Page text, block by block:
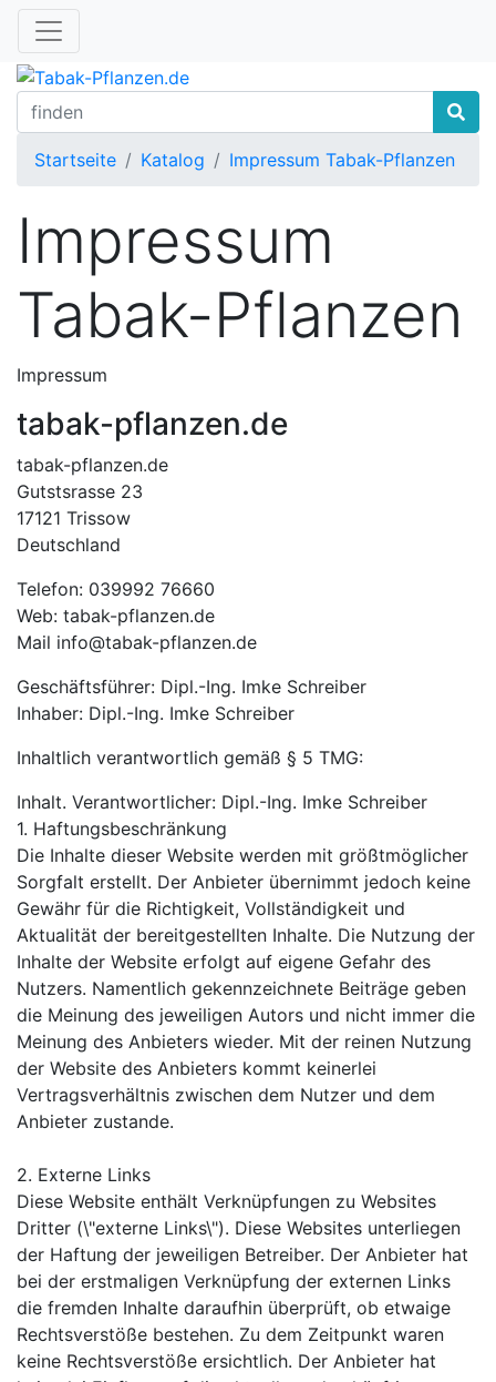
Startseite Katalog Impressum Tabak-Pflanzen
Impressum
Tabak-Pflanzen
Impressum
tabak-pflanzen.de
tabak-pflanzen.de
Gutstsrasse 23
17121 Trissow
Deutschland
Telefon: 039992 76660
Web: tabak-pflanzen.de
Mail info@tabak-pflanzen.de
Geschäftsführer: Dipl.-Ing. Imke Schreiber
Inhaber: Dipl.-Ing. Imke Schreiber
Inhaltlich verantwortlich gemäß § 5 TMG:
Inhalt. Verantwortlicher: Dipl.-Ing. Imke Schreiber
1. Haftungsbeschränkung
Die Inhalte dieser Website werden mit größtmöglicher
Sorgfalt erstellt. Der Anbieter übernimmt jedoch keine
Gewähr für die Richtigkeit, Vollständigkeit und
Aktualität der bereitgestellten Inhalte. Die Nutzung der
Inhalte der Website erfolgt auf eigene Gefahr des
Nutzers. Namentlich gekennzeichnete Beiträge geben
die Meinung des jeweiligen Autors und nicht immer die
Meinung des Anbieters wieder. Mit der reinen Nutzung
der Website des Anbieters kommt keinerlei
Vertragsverhältnis zwischen dem Nutzer und dem
Anbieter zustande.
2. Externe Links
Diese Website enthält Verknüpfungen zu Websites
Dritter (\"externe Links\"). Diese Websites unterliegen
der Haftung der jeweiligen Betreiber. Der Anbieter hat
bei der erstmaligen Verknüpfung der externen Links
die fremden Inhalte daraufhin überprüft, ob etwaige
Rechtsverstöße bestehen. Zu dem Zeitpunkt waren
keine Rechtsverstöße ersichtlich. Der Anbieter hat